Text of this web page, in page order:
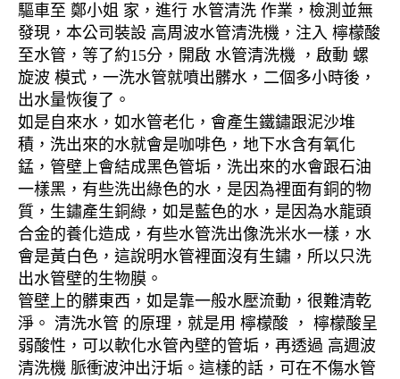
驅車至 鄭小姐 家，進行 水管清洗 作業，檢測並無
發現，本公司裝設 高周波水管清洗機，注入 檸檬酸
至水管，等了約15分，開啟 水管清洗機 ，啟動 螺
旋波 模式，一洗水管就噴出髒水，二個多小時後，
出水量恢復了。
如是自來水，如水管老化，會產生鐵鏽跟泥沙堆
積，洗出來的水就會是咖啡色，地下水含有氧化
錳，管壁上會結成黑色管垢，洗出來的水會跟石油
一樣黑，有些洗出綠色的水，是因為裡面有銅的物
質，生鏽產生銅綠，如是藍色的水，是因為水龍頭
合金的養化造成，有些水管洗出像洗米水一樣，水
會是黃白色，這說明水管裡面沒有生鏽，所以只洗
出水管壁的生物膜。
管壁上的髒東西，如是靠一般水壓流動，很難清乾
淨。 清洗水管 的原理，就是用 檸檬酸 ， 檸檬酸呈
弱酸性，可以軟化水管內壁的管垢，再透過 高週波
清洗機 脈衝波沖出汙垢。這樣的話，可在不傷水管